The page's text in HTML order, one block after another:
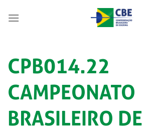
CPB014.22
CAMPEONATO
BRASILEIRO DE